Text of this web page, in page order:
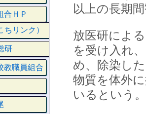
以上の長期
放医研によ
を受け入れ
め、除染し
物質を体外
いるという。
ＨＰ
ちリンク）
研
教職員組合